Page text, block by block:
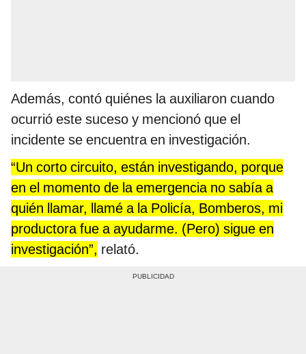
Además, contó quiénes la auxiliaron cuando
ocurrió este suceso y mencionó que el
incidente se encuentra en investigación.
“Un corto circuito, están investigando, porque
en el momento de la emergencia no sabía a
quién llamar, llamé a la Policía, Bomberos, mi
productora fue a ayudarme. (Pero) sigue en
investigación”, relató.